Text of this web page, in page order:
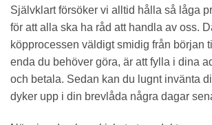
Självklart försöker vi alltid hålla så låga
för att alla ska ha råd att handla av oss.
köpprocessen väldigt smidig från början
enda du behöver göra, är att fylla i dina
och betala. Sedan kan du lugnt invänta
dyker upp i din brevlåda några dagar